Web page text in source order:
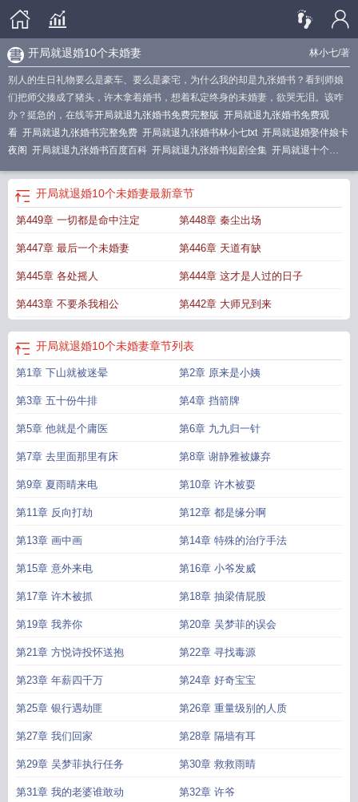
林小七/著
开局就退婚10个未婚妻
别人的生日礼物要么是豪车、要么是豪宅，为什么我的却是九张婚书？看到师娘
们把师父揍成了猪头，许木拿着婚书，想着私定终身的未婚妻，欲哭无泪。该咋
办？挺急的，在线等开局就退九张婚书免费完整版 开局就退九张婚书免费观
看 开局就退九张婚书完整免费 开局就退九张婚书林小七txt 开局就退婚娶伴娘卡
夜阁 开局就退九张婚书百度百科 开局就退九张婚书短剧全集 开局就退十个
开局就退婚笔趣阁 开局就退婚txt 开局就退九张婚书txt
小七
开局就退九张婚书免费阅读
书许木有几个媳妇开局就退九张婚书许木开局就退婚飞卢
频全集
开局就退九张婚书 林小七14 开局就退九张婚书许木短剧全集
开局就退婚10个未婚妻最新章节
第449章 一切都是命中注定 第448章 秦尘出场
第447章 最后一个未婚妻 第446章 天道有缺
第445章 各处摇人 第444章 这才是人过的日子
第443章 不要杀我相公 第442章 大师兄到来
开局就退婚10个未婚妻章节列表
第1章 下山就被迷晕 第2章 原来是小姨
第3章 五十份牛排 第4章 挡箭牌
第5章 他就是个庸医 第6章 九九归一针
第7章 去里面那里有床 第8章 谢静雅被嫌弃
第9章 夏雨晴来电 第10章 许木被耍
第11章 反向打劫 第12章 都是缘分啊
第13章 画中画 第14章 特殊的治疗手法
第15章 意外来电 第16章 小爷发威
第17章 许木被抓 第18章 抽梁倩屁股
第19章 我养你 第20章 吴梦菲的误会
第21章 方悦诗投怀送抱 第22章 寻找毒源
第23章 年薪四千万 第24章 好奇宝宝
第25章 银行遇劫匪 第26章 重量级别的人质
第27章 我们回家 第28章 隔墙有耳
第29章 吴梦菲执行任务 第30章 救救雨晴
第31章 我的老婆谁敢动 第32章 许爷